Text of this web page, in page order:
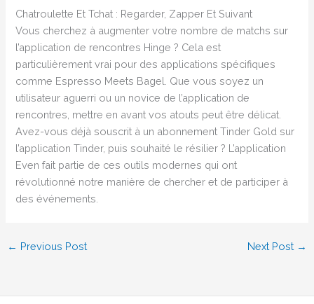
Chatroulette Et Tchat : Regarder, Zapper Et Suivant
Vous cherchez à augmenter votre nombre de matchs sur
l’application de rencontres Hinge ? Cela est
particulièrement vrai pour des applications spécifiques
comme Espresso Meets Bagel. Que vous soyez un
utilisateur aguerri ou un novice de l’application de
rencontres, mettre en avant vos atouts peut être délicat.
Avez-vous déjà souscrit à un abonnement Tinder Gold sur
l’application Tinder, puis souhaité le résilier ? L’application
Even fait partie de ces outils modernes qui ont
révolutionné notre manière de chercher et de participer à
des événements.
← Previous Post Next Post →